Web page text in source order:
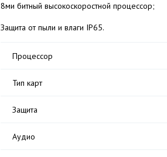
8ми битный высокоскоростной процессор;
Защита от пыли и влаги IP65.
Процессор
Тип карт
Защита
Аудио